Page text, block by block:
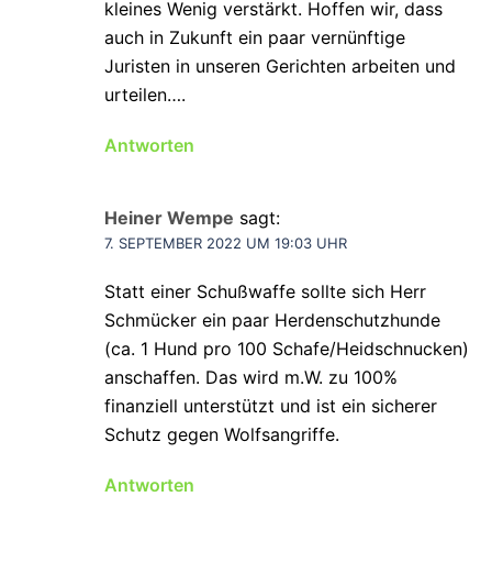
kleines Wenig verstärkt. Hoffen wir, dass
auch in Zukunft ein paar vernünftige
Juristen in unseren Gerichten arbeiten und
urteilen….
Antworten
Heiner Wempe sagt:
7. SEPTEMBER 2022 UM 19:03 UHR
Statt einer Schußwaffe sollte sich Herr
Schmücker ein paar Herdenschutzhunde
(ca. 1 Hund pro 100 Schafe/Heidschnucken)
anschaffen. Das wird m.W. zu 100%
finanziell unterstützt und ist ein sicherer
Schutz gegen Wolfsangriffe.
Antworten